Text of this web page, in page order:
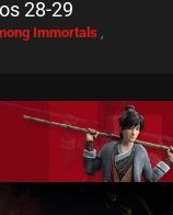
28-29
Immortals